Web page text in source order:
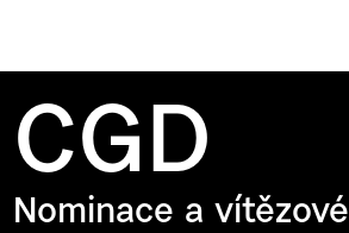
CGD
Nominace a vítězové